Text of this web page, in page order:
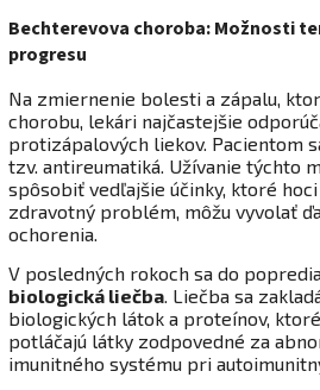
Bechterevova choroba: Možnosti
progresu
Na zmiernenie bolesti a zápalu,
chorobu, lekári najčastejšie
protizápalových liekov. Pacientom
tzv. antireumatiká. Užívanie týchto
spôsobiť vedľajšie účinky, ktoré
zdravotný problém, môžu vyvolať
ochorenia.
V posledných rokoch sa do
biologická liečba. Liečba sa
biologických látok a proteínov,
potláčajú látky zodpovedné za
imunitného systému pri